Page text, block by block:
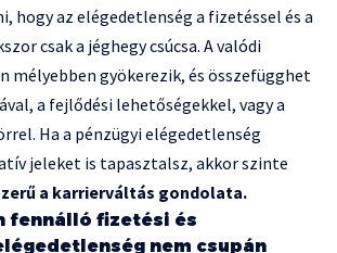
hogy az elégedetlenség a fizetéssel és a
csak a jéghegy csúcsa. A valódi
mélyebben gyökerezik, és összefügghet
a fejlődési lehetőségekkel, vagy a
Ha a pénzügyi elégedetlenség
jeleket is tapasztalsz, akkor szinte
a karrierváltás gondolata.
fennálló fizetési és
nem csupán